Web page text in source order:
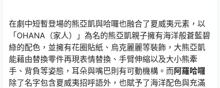
在劇中短暫登場的熊亞凱與哈囉也融合了夏威夷元素，以
「OHANA（家人）」為名的熊亞凱親子擁有海洋般蒼藍碧
綠的配色，並擁有花圈貼紙、烏克麗麗等裝飾，大熊亞凱
能藉由替換零件再現表情替換、手臂伸縮以及大小熊牽
手、背負等姿態，耳朵與嘴巴則有可動機構。而阿羅哈囉
除了名字包含夏威夷招呼語外，也賦予了海洋配色與充滿